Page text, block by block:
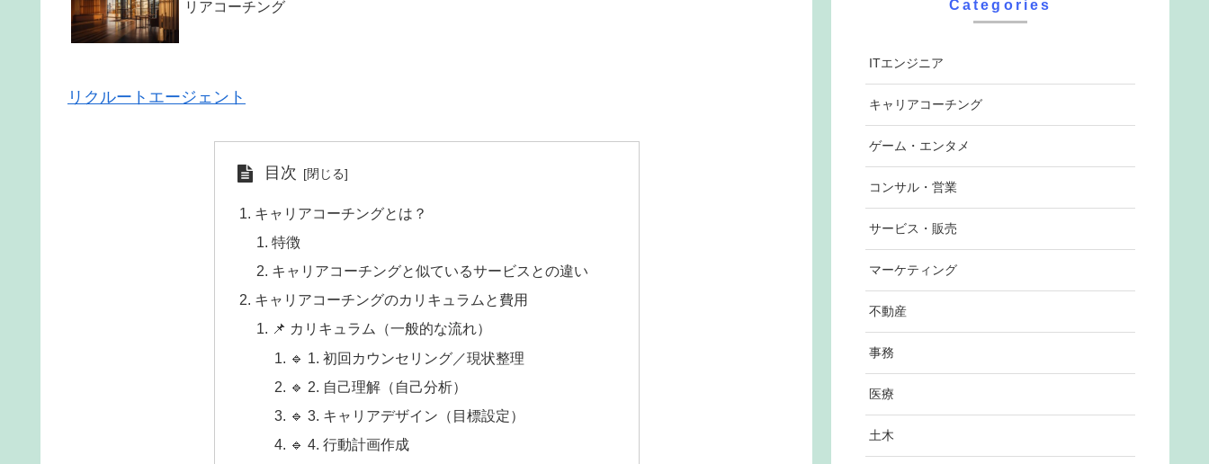
リアコーチング
リクルートエージェント
目次
キャリアコーチングとは？
特徴
キャリアコーチングと似ているサービスとの違い
キャリアコーチングのカリキュラムと費用
📌 カリキュラム（一般的な流れ）
🔹 1. 初回カウンセリング／現状整理
🔹 2. 自己理解（自己分析）
🔹 3. キャリアデザイン（目標設定）
🔹 4. 行動計画作成
Categories
ITエンジニア
キャリアコーチング
ゲーム・エンタメ
コンサル・営業
サービス・販売
マーケティング
不動産
事務
医療
土木